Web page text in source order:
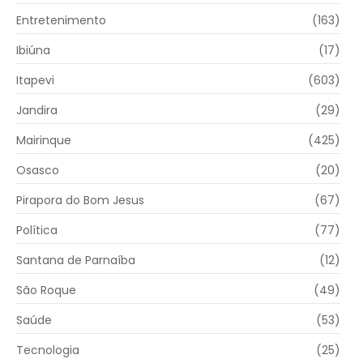
Entretenimento
(163)
Ibiúna
(17)
Itapevi
(603)
Jandira
(29)
Mairinque
(425)
Osasco
(20)
Pirapora do Bom Jesus
(67)
Política
(77)
Santana de Parnaíba
(12)
São Roque
(49)
Saúde
(53)
Tecnologia
(25)